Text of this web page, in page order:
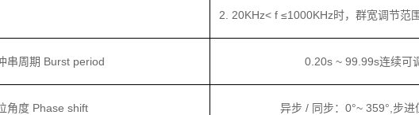
2. 20KHz< f ≤1000KHz时，群宽调节范
串周期 Burst period 0.20s ~ 99.99s连续可
角度 Phase shift 异步 / 同步：0°~ 359°,步进